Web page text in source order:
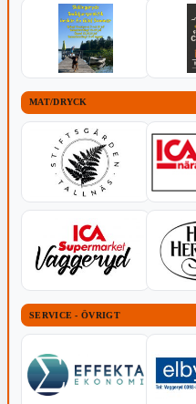
MAT/DRYCK
SERVICE - ÖVRIGT